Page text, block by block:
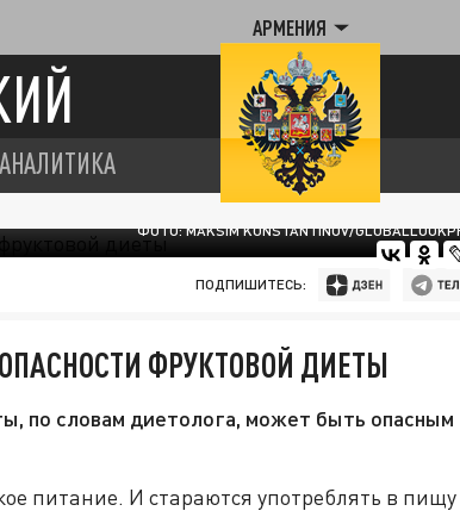
АРМЕНИЯ
АНАЛИТИКА
ФОТО: MAKSIM KONSTANTINOV/
ПОДПИШИТЕСЬ:
ФРУКТОВОЙ ДИЕТЫ
по словам диетолога, может быть опасным
питание. И стараются употреблять в пищу